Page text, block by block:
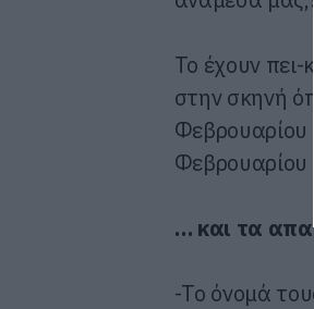
Το έχουν πει-
στην σκηνή
Φεβρουαρίου
Φεβρουαρίου
… και τα
-Το όνομά